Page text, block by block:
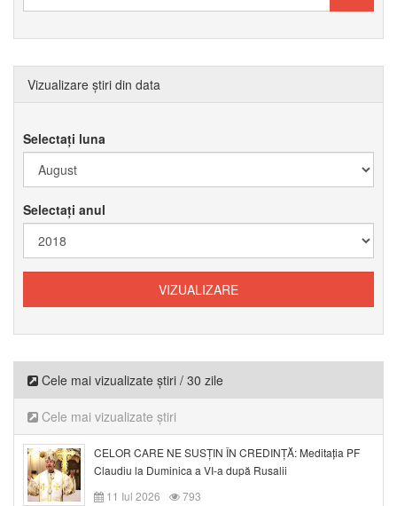
Vizualizare știri din data
Selectați luna
Selectați anul
Cele mai vizualizate știri / 30 zile
Cele mai vizualizate știri
CELOR CARE NE SUSȚIN ÎN CREDINȚĂ: Meditația PF
Claudiu la Duminica a VI-a după Rusalii
11 Iul 2026
793